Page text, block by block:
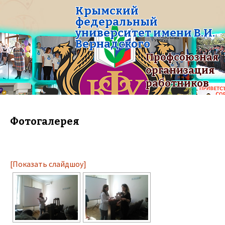
Крымский
федеральный
университет имени В.И.
Вернадского
Профсоюзная
организация
работников
Фотогалерея
[Показать слайдшоу]